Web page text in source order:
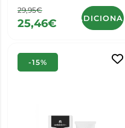
29,95€
25,46€ ADICIONAR
-15%